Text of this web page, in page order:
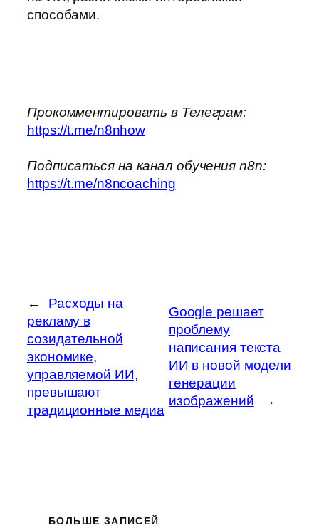
способами.
Прокомментировать в Телеграм:
https://t.me/n8nhow
Подписаться на канал обучения n8n:
https://t.me/n8ncoaching
←
Расходы на
рекламу в
созидательной
экономике,
управляемой ИИ,
превышают
традиционные медиа
Google решает
проблему
написания текста
ИИ в новой модели
генерации
изображений
→
БОЛЬШЕ ЗАПИСЕЙ